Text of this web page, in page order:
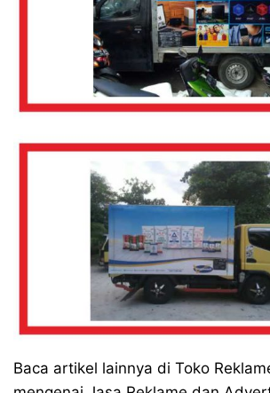
Baca artikel lainnya di Toko